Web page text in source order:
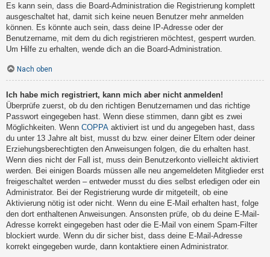
Es kann sein, dass die Board-Administration die Registrierung komplett
ausgeschaltet hat, damit sich keine neuen Benutzer mehr anmelden
können. Es könnte auch sein, dass deine IP-Adresse oder der
Benutzername, mit dem du dich registrieren möchtest, gesperrt wurden.
Um Hilfe zu erhalten, wende dich an die Board-Administration.
Nach oben
Ich habe mich registriert, kann mich aber nicht anmelden!
Überprüfe zuerst, ob du den richtigen Benutzernamen und das richtige
Passwort eingegeben hast. Wenn diese stimmen, dann gibt es zwei
Möglichkeiten. Wenn COPPA aktiviert ist und du angegeben hast, dass
du unter 13 Jahre alt bist, musst du bzw. einer deiner Eltern oder deiner
Erziehungsberechtigten den Anweisungen folgen, die du erhalten hast.
Wenn dies nicht der Fall ist, muss dein Benutzerkonto vielleicht aktiviert
werden. Bei einigen Boards müssen alle neu angemeldeten Mitglieder erst
freigeschaltet werden – entweder musst du dies selbst erledigen oder ein
Administrator. Bei der Registrierung wurde dir mitgeteilt, ob eine
Aktivierung nötig ist oder nicht. Wenn du eine E-Mail erhalten hast, folge
den dort enthaltenen Anweisungen. Ansonsten prüfe, ob du deine E-Mail-
Adresse korrekt eingegeben hast oder die E-Mail von einem Spam-Filter
blockiert wurde. Wenn du dir sicher bist, dass deine E-Mail-Adresse
korrekt eingegeben wurde, dann kontaktiere einen Administrator.